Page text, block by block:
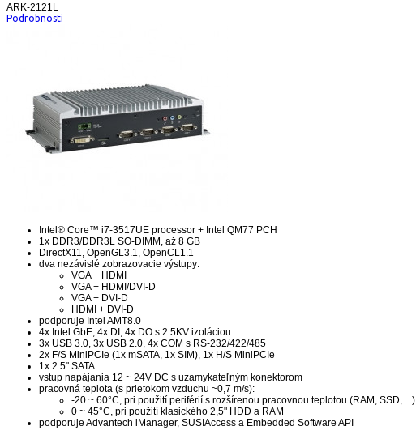
ARK-2121L
Podrobnosti
Intel® Core™ i7-3517UE processor + Intel QM77 PCH
1x DDR3/DDR3L SO-DIMM, až 8 GB
DirectX11, OpenGL3.1, OpenCL1.1
dva nezávislé zobrazovacie výstupy:
VGA + HDMI
VGA + HDMI/DVI-D
VGA + DVI-D
HDMI + DVI-D
podporuje Intel AMT8.0
4x Intel GbE, 4x DI, 4x DO s 2.5KV izoláciou
3x USB 3.0, 3x USB 2.0, 4x COM s RS-232/422/485
2x F/S MiniPCIe (1x mSATA, 1x SIM), 1x H/S MiniPCIe
1x 2.5" SATA
vstup napájania 12 ~ 24V DC s uzamykateľným konektorom
pracovná teplota (s prietokom vzduchu ~0,7 m/s):
-20 ~ 60°C, pri použití periférií s rozšírenou pracovnou teplotou (RAM, SSD, ...)
0 ~ 45°C, pri použití klasického 2,5" HDD a RAM
podporuje Advantech iManager, SUSIAccess a Embedded Software API